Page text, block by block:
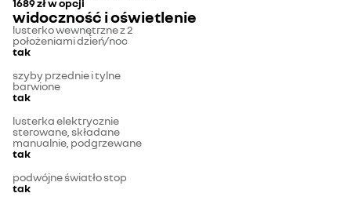
1689 złw opcji
widoczność i oświetlenie
lusterko wewnętrzne z 2
położeniami dzień/noc
tak
szyby przednie i tylne
barwione
tak
lusterka elektrycznie
sterowane, składane
manualnie, podgrzewane
tak
podwójne światło stop
tak